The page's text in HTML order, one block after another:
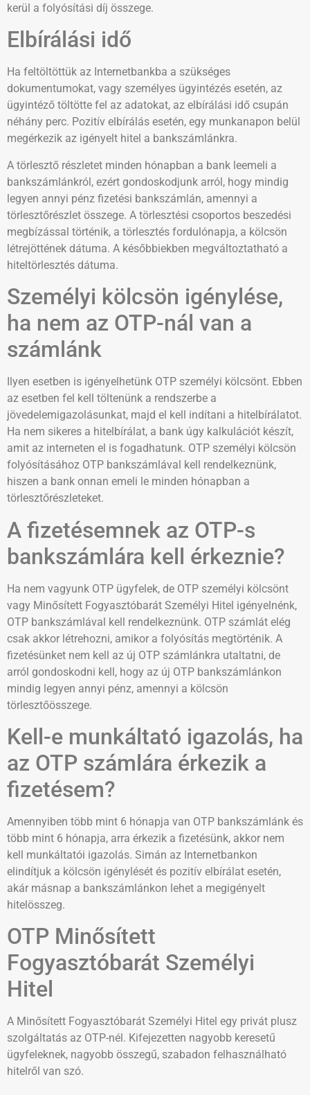
kerül a folyósítási díj összege.
Elbírálási idő
Ha feltöltöttük az Internetbankba a szükséges
dokumentumokat, vagy személyes ügyintézés esetén, az
ügyintéző töltötte fel az adatokat, az elbírálási idő csupán
néhány perc. Pozitív elbírálás esetén, egy munkanapon belül
megérkezik az igényelt hitel a bankszámlánkra.
A törlesztő részletet minden hónapban a bank leemeli a
bankszámlánkról, ezért gondoskodjunk arról, hogy mindig
legyen annyi pénz fizetési bankszámlán, amennyi a
törlesztőrészlet összege. A törlesztési csoportos beszedési
megbízással történik, a törlesztés fordulónapja, a kölcsön
létrejöttének dátuma. A későbbiekben megváltoztatható a
hiteltörlesztés dátuma.
Személyi kölcsön igénylése,
ha nem az OTP-nál van a
számlánk
Ilyen esetben is igényelhetünk OTP személyi kölcsönt. Ebben
az esetben fel kell töltenünk a rendszerbe a
jövedelemigazolásunkat, majd el kell indítani a hitelbírálatot.
Ha nem sikeres a hitelbírálat, a bank úgy kalkulációt készít,
amit az interneten el is fogadhatunk. OTP személyi kölcsön
folyósításához OTP bankszámlával kell rendelkeznünk,
hiszen a bank onnan emeli le minden hónapban a
törlesztőrészleteket.
A fizetésemnek az OTP-s
bankszámlára kell érkeznie?
Ha nem vagyunk OTP ügyfelek, de OTP személyi kölcsönt
vagy Minősített Fogyasztóbarát Személyi Hitel igényelnénk,
OTP bankszámlával kell rendelkeznünk. OTP számlát elég
csak akkor létrehozni, amikor a folyósítás megtörténik. A
fizetésünket nem kell az új OTP számlánkra utaltatni, de
arról gondoskodni kell, hogy az új OTP bankszámlánkon
mindig legyen annyi pénz, amennyi a kölcsön
törlesztőösszege.
Kell-e munkáltató igazolás, ha
az OTP számlára érkezik a
fizetésem?
Amennyiben több mint 6 hónapja van OTP bankszámlánk és
több mint 6 hónapja, arra érkezik a fizetésünk, akkor nem
kell munkáltatói igazolás. Simán az Internetbankon
elindítjuk a kölcsön igénylését és pozitív elbírálat esetén,
akár másnap a bankszámlánkon lehet a megigényelt
hitelösszeg.
OTP Minősített
Fogyasztóbarát Személyi
Hitel
A Minősített Fogyasztóbarát Személyi Hitel egy privát plusz
szolgáltatás az OTP-nél. Kifejezetten nagyobb keresetű
ügyfeleknek, nagyobb összegű, szabadon felhasználható
hitelről van szó.